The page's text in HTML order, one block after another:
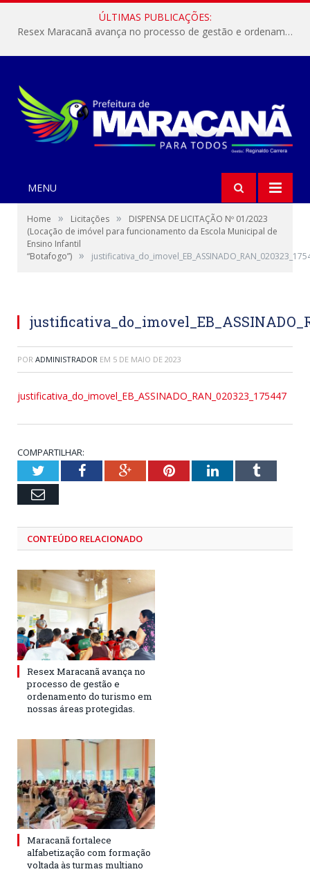
ÚLTIMAS PUBLICAÇÕES:
Resex Maracanã avança no processo de gestão e ordenamento do turismo em nossas áreas protegidas.
MENU
Home » Licitações »
DISPENSA DE LICITAÇÃO Nº 01/2023
(Locação de imóvel para funcionamento da Escola Municipal de
Ensino Infantil
“Botafogo”) »
POR ADMINISTRADOR EM 5 DE MAIO DE 2023
justificativa_do_imovel_EB_ASSINADO_RAN_020323_175447
COMPARTILHAR:
TwitterFacebookGoogle+PinterestLinkedInTumblr
Email
CONTEÚDO RELACIONADO
Resex Maracanã avança no
processo de gestão e
ordenamento do turismo em
nossas áreas protegidas.
Maracanã fortalece
alfabetização com formação
voltada às turmas multiano